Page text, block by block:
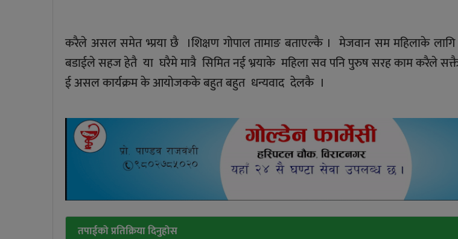
करैले असल समेत भ्प्रया छै ।शिक्षण गाेपाल तामाङ बताएल्कै । मेजवान सम महिलाके लागि
बडाईले सहज हेतै या घरैमे मात्रै सिमित नई भ्रयाके महिला सव पनि पुरुष सरह काम करैले
ई असल कार्यक्रम के आयाेजकके बहुत बहुत धन्यवाद देलकै ।
तपाईको प्रतिक्रिया दिनुहोस